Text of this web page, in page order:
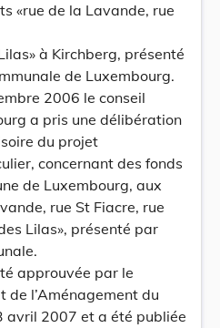
«rue de la Lavande, rue
à Kirchberg, présenté
de Luxembourg.
2006 le conseil
a pris une délibération
du projet
concernant des fonds
de Luxembourg, aux
rue St Fiacre, rue
Lilas», présenté par
approuvée par le
de l’Aménagement du
avril 2007 et a été publiée